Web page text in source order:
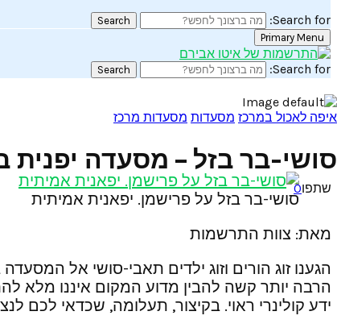
Search for:
Search
Primary Menu
Search for:
Search
איפה לאכול במרכז מסעדות מסעדות מרכז
סושי-בר בזל – מסעדה יפנית
שתפו0
סושי-בר בזל על פרישמן. יפאנית אמיתית
מאת: צוות התרשמות
הגענו זוג הורים וזוג ילדים תאבי-סושי אל
הרבה יותר קשה להבין מדוע המקום איננו מלא
ידע קולינרי ראוי. בקיצור, תעלומה, שכדאי לכם